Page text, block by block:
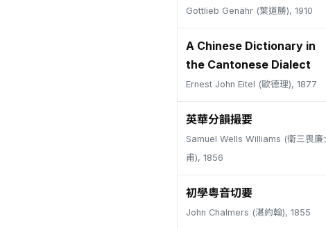
Gottlieb Genähr (葉道勝), 1910
A Chinese Dictionary in
the Cantonese Dialect
Ernest John Eitel (歐德理), 1877
英華分韻撮要
Samuel Wells Williams (衛三畏廉
甫), 1856
初學粵音切要
John Chalmers (湛約翰), 1855